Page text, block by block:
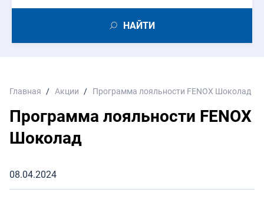
НАЙТИ
Главная Акции Программа лояльности FENOX Шоколад
Программа лояльности FENOX
Шоколад
08.04.2024